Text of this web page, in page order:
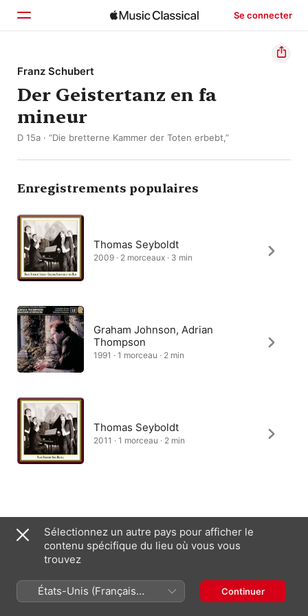
Se connecter
Accueil
Parcourir
Rechercher
Franz Schubert
Der Geistertanz en fa
mineur
D 15a · “Die bretterne Kammer der Toten erbebt,”
Enregistrements populaires
Thomas Seyboldt
2009 · 2 morceaux · 3 min
Graham Johnson, Adrian
Thompson
1991 · 1 morceau · 2 min
Thomas Seyboldt
2011 · 1 morceau · 2 min
France (Français) English (UK)
Copyright © 2026 Apple Inc.
Conditions générales des services Internet
Apple Music et confidentialité
Avertissement concernant les cookies
Assistance Remarques
Sélectionnez un autre pays pour afficher le
contenu spécifique du lieu où vous vous
trouvez
États-Unis (Français
France)
Continuer